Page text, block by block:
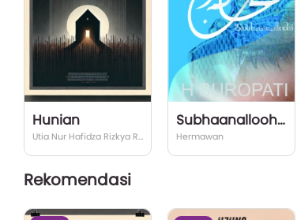
Hunian
Utia Nur Hafidza Rizkya Ramadhani
Subhaanalloohi (Sutasoma)
Hermawan
Rekomendasi